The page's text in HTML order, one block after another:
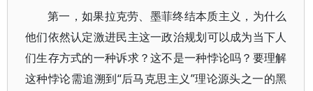
第一，如果拉克劳、墨菲终结本质主义，为什么
他们依然认定激进民主这一政治规划可以成为当下人
们生存方式的一种诉求？这不是一种悖论吗？要理解
这种悖论需追溯到“后马克思主义”理论源头之一的黑